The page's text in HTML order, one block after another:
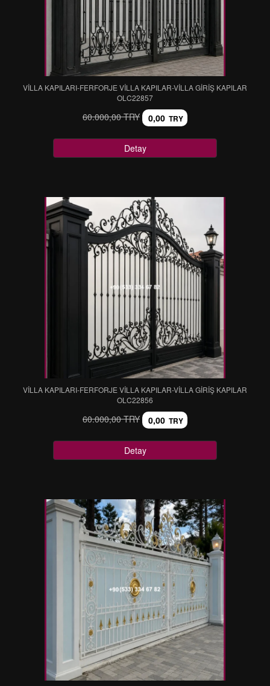
VİLLA KAPILARI-FERFORJE VİLLA KAPILAR-VİLLA GİRİŞ KAPILAR
OLC22857
60.000,00 TRY 0,00 TRY
Detay
VİLLA KAPILARI-FERFORJE VİLLA KAPILAR-VİLLA GİRİŞ KAPILAR
OLC22856
60.000,00 TRY 0,00 TRY
Detay